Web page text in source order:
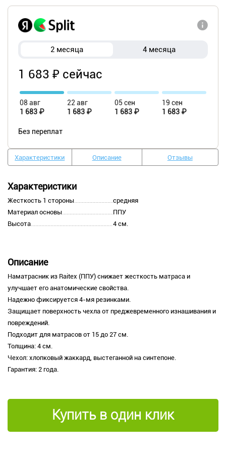
2 месяца 4 месяца
1 683 ₽ сейчас
08 авг
1 683 ₽
22 авг
1 683 ₽
05 сен
1 683 ₽
19 сен
1 683 ₽
Без переплат
Характеристики Описание Отзывы
Характеристики
Жесткость 1 стороны
средняя
Материал основы
ППУ
Высота
4 см.
Описание
Наматрасник из Raitex (ППУ) снижает жесткость матраса и
улучшает его анатомические свойства.
Надежно фиксируется 4-мя резинками.
Защищает поверхность чехла от преджевременного изнашивания и
повреждений.
Подходит для матрасов от 15 до 27 см.
Толщина: 4 см.
Чехол: хлопковый жаккард, выстеганной на синтепоне.
Гарантия: 2 года.
Купить в один клик